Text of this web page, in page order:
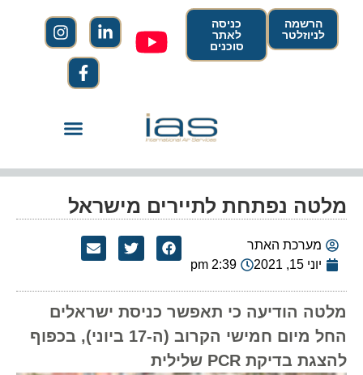
הרשמה
לניוזלטר
כניסה
לאתר
סוכנים
מלטה נפתחת לתיירים מישראל
מערכת האתר
יוני 15, 2021
2:39 pm
מלטה הודיעה כי תאפשר כניסת ישראלים
החל מיום חמישי הקרוב (ה-17 ביוני), בכפוף
להצגת בדיקת PCR שלילית